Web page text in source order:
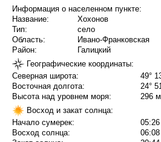
Информация о населенном пункте:
Название:
Хохонов
Тип:
село
Область:
Ивано-Франковская
Район:
Галицкий
Географические координаты:
Северная широта:
49°
Восточная долгота:
24°
Высота над уровнем моря:
296 м
Восход и закат солнца:
Начало сумерек:
05:26
Восход солнца:
06:08